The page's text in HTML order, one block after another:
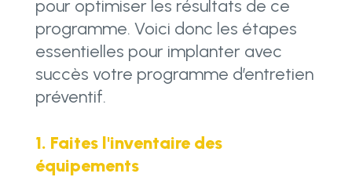
pour optimiser les résultats de ce
programme. Voici donc les étapes
essentielles pour implanter avec
succès votre programme d’entretien
préventif.
1. Faites l'inventaire des
équipements